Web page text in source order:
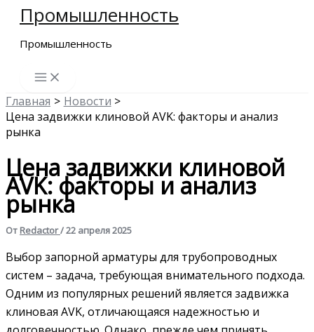
Перейти
содержимому
Промышленность
Промышленность
Главная
Новости
Цена задвижки клиновой AVK: факторы и анализ
рынка
Цена задвижки клиновой
AVK: факторы и анализ
рынка
От Redactor/22 апреля 2025
Выбор запорной арматуры для трубопроводных
систем – задача, требующая внимательного подхода.
Одним из популярных решений является задвижка
клиновая AVK, отличающаяся надежностью и